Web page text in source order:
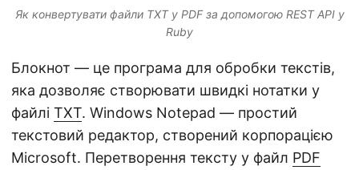
Як конвертувати файли TXT у PDF за допомогою REST API у
Ruby
Блокнот — це програма для обробки текстів,
яка дозволяє створювати швидкі нотатки у
файлі TXT. Windows Notepad — простий
текстовий редактор, створений корпорацією
Microsoft. Перетворення тексту у файл PDF